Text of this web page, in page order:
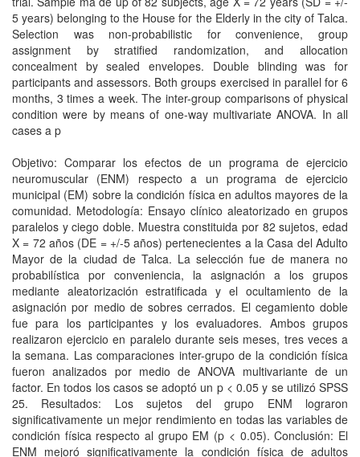
5 years) belonging to the House for the Elderly in the city of Talca.
Selection was non-probabilistic for convenience, group
assignment by stratified randomization, and allocation
concealment by sealed envelopes. Double blinding was for
participants and assessors. Both groups exercised in parallel for 6
months, 3 times a week. The inter-group comparisons of physical
condition were by means of one-way multivariate ANOVA. In all
cases a p
Objetivo: Comparar los efectos de un programa de ejercicio
neuromuscular (ENM) respecto a un programa de ejercicio
municipal (EM) sobre la condición física en adultos mayores de la
comunidad. Metodología: Ensayo clínico aleatorizado en grupos
paralelos y ciego doble. Muestra constituida por 82 sujetos, edad
X = 72 años (DE = +/-5 años) pertenecientes a la Casa del Adulto
Mayor de la ciudad de Talca. La selección fue de manera no
probabilística por conveniencia, la asignación a los grupos
mediante aleatorización estratificada y el ocultamiento de la
asignación por medio de sobres cerrados. El cegamiento doble
fue para los participantes y los evaluadores. Ambos grupos
realizaron ejercicio en paralelo durante seis meses, tres veces a
la semana. Las comparaciones inter-grupo de la condición física
fueron analizados por medio de ANOVA multivariante de un
factor. En todos los casos se adoptó un p < 0.05 y se utilizó SPSS
25. Resultados: Los sujetos del grupo ENM lograron
significativamente un mejor rendimiento en todas las variables de
condición física respecto al grupo EM (p < 0.05). Conclusión: El
ENM mejoró significativamente la condición física de adultos